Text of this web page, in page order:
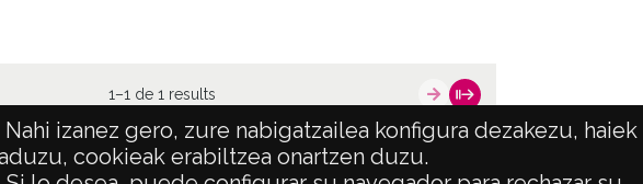
izanez gero, zure nabigatzailea konfigura dezakezu, haiek
cookieak erabiltzea onartzen duzu.
1–1 de 1 results